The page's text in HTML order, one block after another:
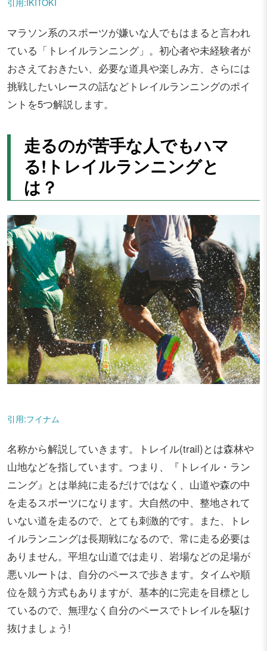
マラソン系のスポーツが嫌いな人でもはまると言われ
ている「トレイルランニング」。初心者や未経験者が
おさえておきたい、必要な道具や楽しみ方、さらには
挑戦したいレースの話などトレイルランニングのポイ
ントを5つ解説します。
走るのが苦手な人でもハマ
る!トレイルランニングと
は？
引用:フイナム
名称から解説していきます。トレイル(trail)とは森林や
山地などを指しています。つまり、『トレイル・ラン
ニング』とは単純に走るだけではなく、山道や森の中
を走るスポーツになります。大自然の中、整地されて
いない道を走るので、とても刺激的です。また、トレ
イルランニングは長期戦になるので、常に走る必要は
ありません。平坦な山道では走り、岩場などの足場が
悪いルートは、自分のペースで歩きます。タイムや順
位を競う方式もありますが、基本的に完走を目標とし
ているので、無理なく自分のペースでトレイルを駆け
抜けましょう!